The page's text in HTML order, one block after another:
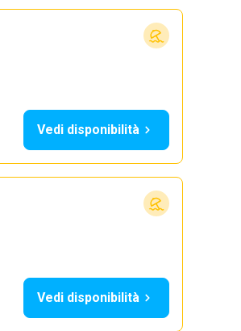
Vedi disponibilità
Vedi disponibilità